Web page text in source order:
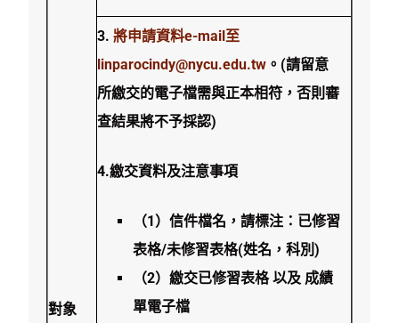
對象
3. 將申請資料e-mail至
linparocindy@nycu.edu.tw 。(請留意
所繳交的電子檔需與正本相符，否則審
查結果將不予採認)
4.繳交資料及注意事項
（1）信件檔名，請標注：已修習
表格/未修習表格(姓名，科別)
（2）繳交已修習表格 以及 成績
單電子檔